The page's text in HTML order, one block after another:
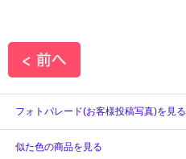
フォトパレード(お客様投稿写真)を見る
似た色の商品を見る